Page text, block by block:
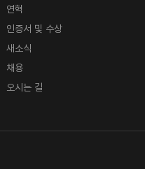
연혁
인증서 및 수상
새소식
채용
오시는 길